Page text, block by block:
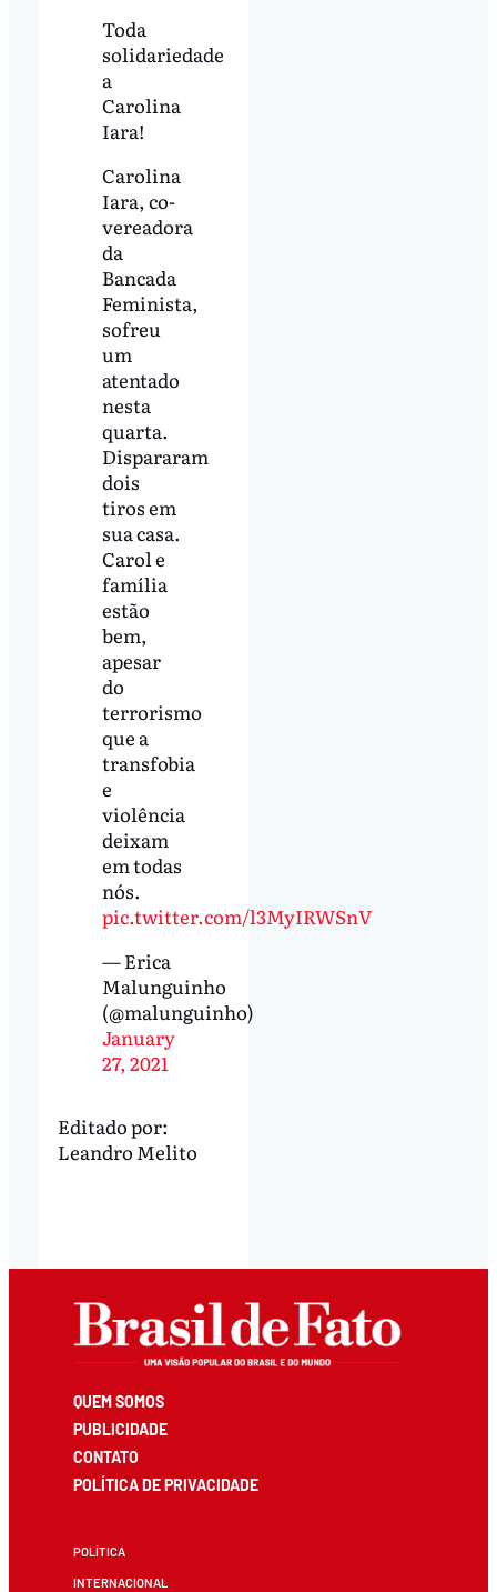
Toda
solidariedade
a
Carolina
Iara!
Carolina
Iara, co-
vereadora
da
Bancada
Feminista,
sofreu
um
atentado
nesta
quarta.
Dispararam
dois
tiros em
sua casa.
Carol e
família
estão
bem,
apesar
do
terrorismo
que a
transfobia
e
violência
deixam
em todas
nós.
pic.twitter.com/l3MyIRWSnV
— Erica
Malunguinho
(@malunguinho)
January
27, 2021
Editado por:
Leandro Melito
QUEM SOMOS
PUBLICIDADE
CONTATO
POLÍTICA DE PRIVACIDADE
POLÍTICA
INTERNACIONAL